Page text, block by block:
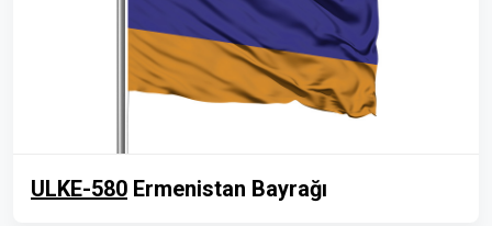
ULKE-580 Ermenistan Bayrağı